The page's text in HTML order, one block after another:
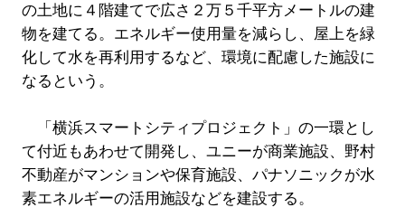
の土地に４階建てで広さ２万５千平方メートルの建
物を建てる。エネルギー使用量を減らし、屋上を緑
化して水を再利用するなど、環境に配慮した施設に
なるという。
「横浜スマートシティプロジェクト」の一環とし
て付近もあわせて開発し、ユニーが商業施設、野村
不動産がマンションや保育施設、パナソニックが水
素エネルギーの活用施設などを建設する。